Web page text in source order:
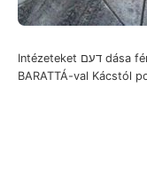
Intézeteket דעם dása fénytörési (103.)
BARATTÁ-val Kácstól